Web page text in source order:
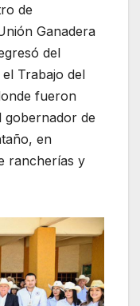
de
Ganadera
del
Trabajo del
fueron
gobernador de
en
rancherías y